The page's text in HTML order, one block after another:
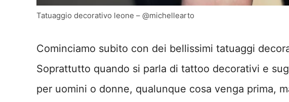
Tatuaggio decorativo leone – @michellearto
Cominciamo subito con dei bellissimi tatuaggi
Soprattutto quando si parla di tattoo decorativi e
per uomini o donne, qualunque cosa venga prima,